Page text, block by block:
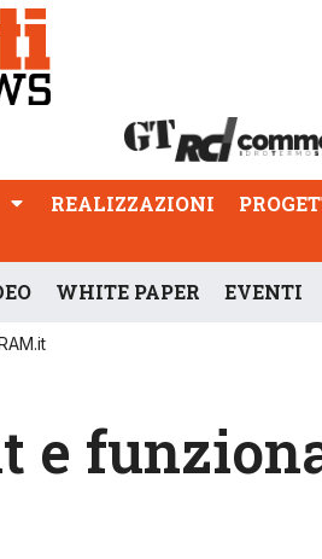
REALIZZAZIONI
REALIZZAZIONI
WHITE PAPER EVENTI
e